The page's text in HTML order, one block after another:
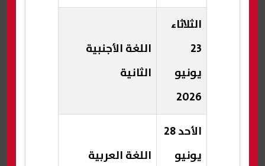
الثلاثاء
23
يونيو
2026
اللغة الأجنبية
الثانية
الأحد 28
يونيو
اللغة العربية